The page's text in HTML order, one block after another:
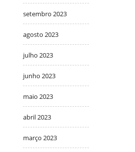
setembro 2023
agosto 2023
julho 2023
junho 2023
maio 2023
abril 2023
março 2023